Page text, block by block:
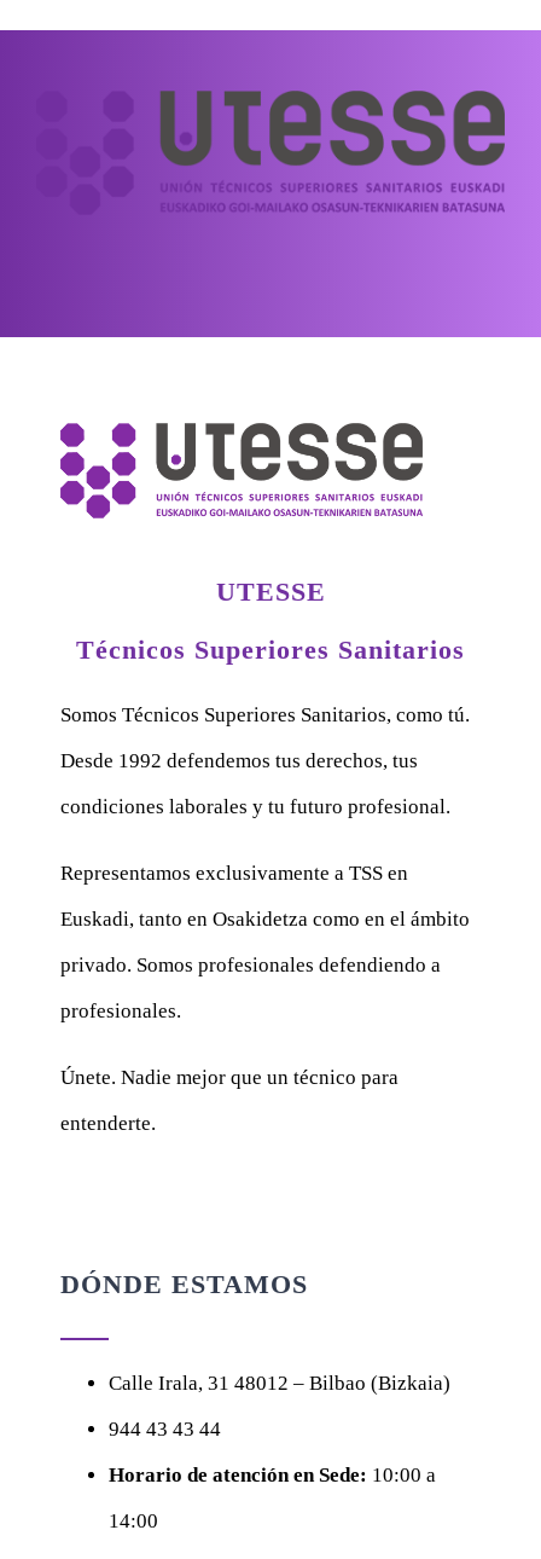
UTESSE
Técnicos Superiores Sanitarios
Somos Técnicos Superiores Sanitarios, como tú.
Desde 1992 defendemos tus derechos, tus
condiciones laborales y tu futuro profesional.
Representamos exclusivamente a TSS en
Euskadi, tanto en Osakidetza como en el ámbito
privado. Somos profesionales defendiendo a
profesionales.
Únete. Nadie mejor que un técnico para
entenderte.
DÓNDE ESTAMOS
Calle Irala, 31 48012 – Bilbao (Bizkaia)
944 43 43 44
Horario de atención en Sede: 10:00 a
14:00